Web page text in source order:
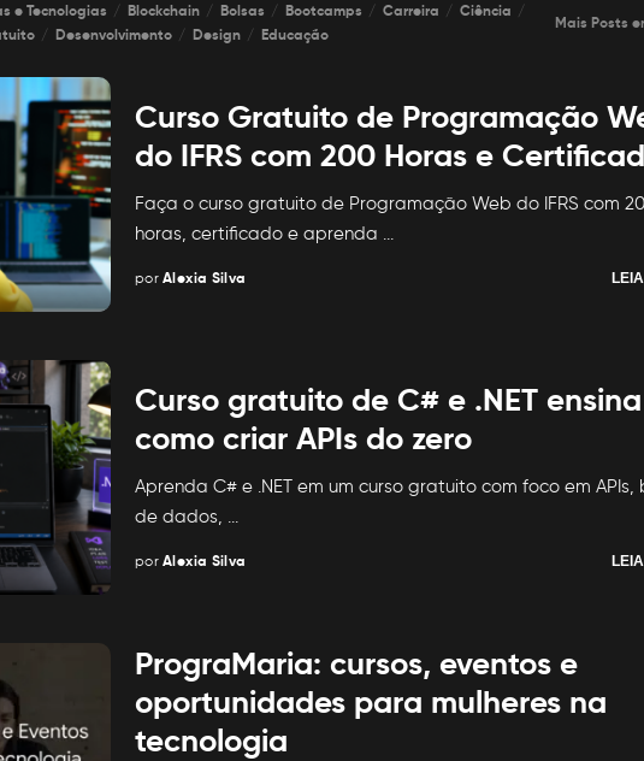
e Tecnologias Blockchain Bolsas Bootcamps Carreira
Ciência
Desenvolvimento Design Educação
Mais Posts
Curso Gratuito de Programação
do IFRS com 200 Horas e
Faça o curso gratuito de Programação Web do IFRS com
horas, certificado e aprenda
Posted
por Alexia Silva
Curso gratuito de C# e .NET ensina
como criar APIs do zero
Aprenda C# e .NET em um curso gratuito com foco em APIs,
de dados,
Posted
por Alexia Silva
PrograMaria: cursos, eventos e
oportunidades para mulheres na
tecnologia